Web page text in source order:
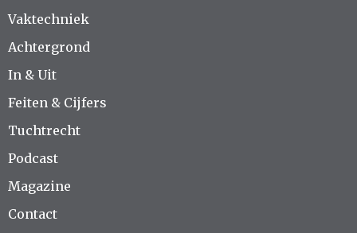
Vaktechniek
Achtergrond
In & Uit
Feiten & Cijfers
Tuchtrecht
Podcast
Magazine
Contact